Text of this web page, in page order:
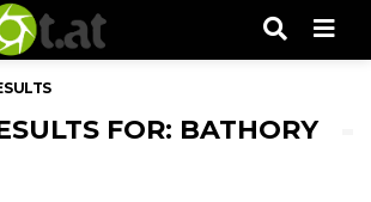
FOR: BATHORY